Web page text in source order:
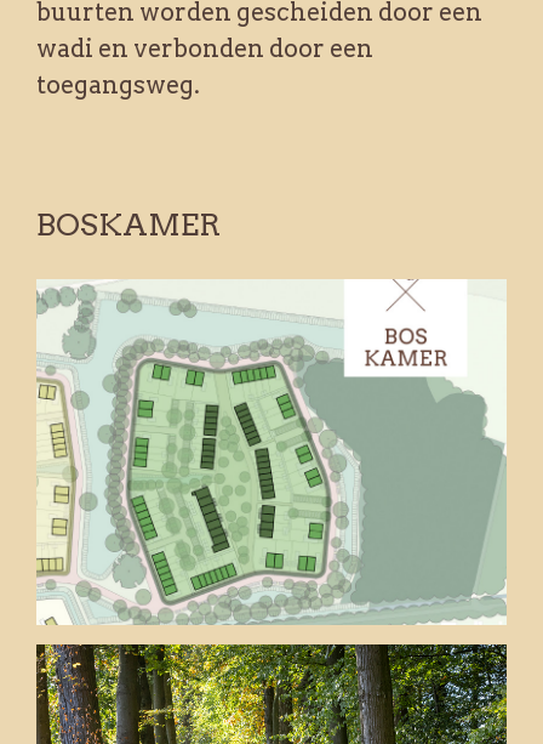
buurten worden gescheiden door een
wadi en verbonden door een
toegangsweg.
BOSKAMER